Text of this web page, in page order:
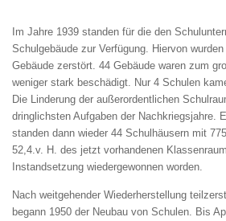
Im Jahre 1939 standen für die den
Schulgebäude zur Verfügung. Hiervon
Gebäude zerstört. 44 Gebäude waren zum
weniger stark beschädigt. Nur 4 Schulen
Die Linderung der außerordentlichen
dringlichsten Aufgaben der Nachkriegsjahre.
standen dann wieder 44 Schulhäusern mit
52,4.v. H. des jetzt vorhandenen
Instandsetzung wiedergewonnen worden.
Nach weitgehender Wiederherstellung
begann 1950 der Neubau von Schulen. Bis